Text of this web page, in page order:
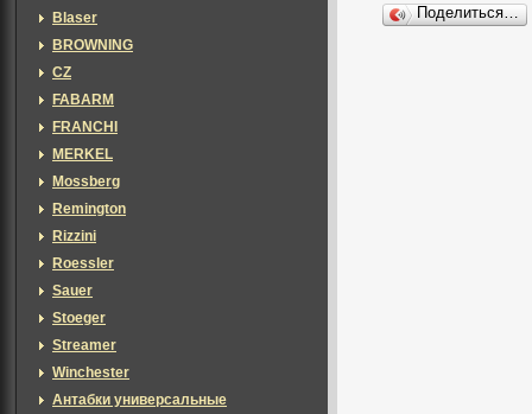
Поделиться…
Blaser
BROWNING
CZ
FABARM
FRANCHI
MERKEL
Mossberg
Remington
Rizzini
Roessler
Sauer
Stoeger
Streamer
Winchester
Антабки универсальные